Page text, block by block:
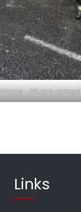
– Bäume
Links